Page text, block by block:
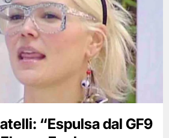
“Espulsa dal GF9